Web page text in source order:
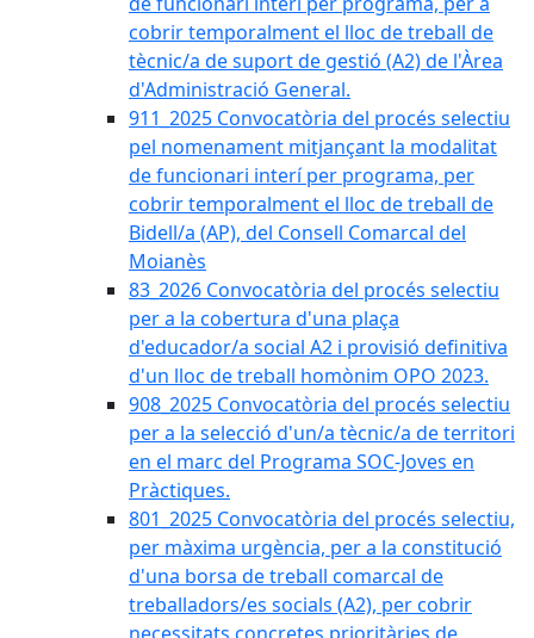
cobrir temporalment el lloc de treball de
tècnic/a de suport de gestió (A2) de l'Àrea
d'Administració General.
911_2025 Convocatòria del procés selectiu
pel nomenament mitjançant la modalitat
de funcionari interí per programa, per
cobrir temporalment el lloc de treball de
Bidell/a (AP), del Consell Comarcal del
Moianès
83_2026 Convocatòria del procés selectiu
per a la cobertura d'una plaça
d'educador/a social A2 i provisió definitiva
d'un lloc de treball homònim OPO 2023.
908_2025 Convocatòria del procés selectiu
per a la selecció d'un/a tècnic/a de territori
en el marc del Programa SOC-Joves en
Pràctiques.
801_2025 Convocatòria del procés selectiu,
per màxima urgència, per a la constitució
d'una borsa de treball comarcal de
treballadors/es socials (A2), per cobrir